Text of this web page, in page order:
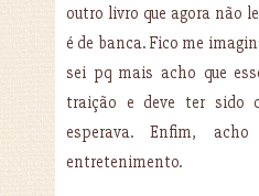
outro livro que agora não
é de banca. Fico me
sei pq mais acho que
traição e deve ter sido
esperava. Enfim,
entretenimento.